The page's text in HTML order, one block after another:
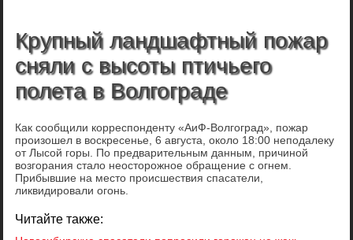
Крупный ландшафтный пожар
сняли с высоты птичьего
полета в Волгограде
Как сообщили корреспонденту «АиФ-Волгоград», пожар
произошел в воскресенье, 6 августа, около 18:00 неподалеку
от Лысой горы. По предварительным данным, причиной
возгорания стало неосторожное обращение с огнем.
Прибывшие на место происшествия спасатели,
ликвидировали огонь.
Читайте также: